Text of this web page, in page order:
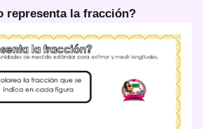
representa la fracción?